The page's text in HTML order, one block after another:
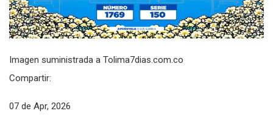
Imagen suministrada a Tolima7dias.com.co
Compartir:
07 de Apr, 2026